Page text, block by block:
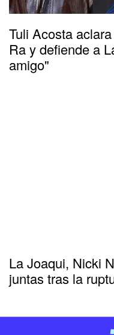
Tuli Acosta
Ra y defiende a
amigo"
La Joaqui, Nicki
juntas tras la